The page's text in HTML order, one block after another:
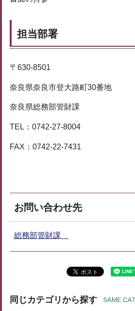
担当部署
〒630-8501
奈良県奈良市登大路町30番地
奈良県総務部管財課
TEL：0742-27-8004
FAX：0742-22-7431
お問い合わせ先
総務部管財課
同じカテゴリから探す